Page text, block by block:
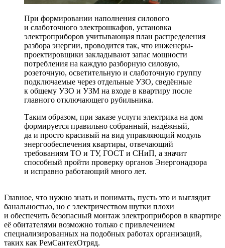
При формировании наполнения силового
и слаботочного электрошкафов, установка
электроприборов учитывающая план распределения
разбора энергии, проводится так, что инженеры-
проектировщики закладывают запас мощности
потребления на каждую разборную силовую,
розеточную, осветительную и слаботочную группу
подключаемые через отдельные УЗО, сведённые
к общему УЗО и УЗМ на входе в квартиру после
главного отключающего рубильника.
Таким образом, при заказе услуги электрика на дом
формируется правильно собранный, надёжный,
да и просто красивый на вид управляющий модуль
энергообеспечения квартиры, отвечающий
требованиям ТО и ТУ, ГОСТ и СНиП, а значит
способный пройти проверку органов Энергонадзора
и исправно работающий много лет.
Главное, что нужно знать и понимать, пусть это и выглядит
банальностью, но с электричеством шутки плохи
и обеспечить безопасный монтаж электроприборов в квартире
её обитателями возможно только с привлечением
специализированных на подобных работах организаций,
таких как РемСантехОтряд.